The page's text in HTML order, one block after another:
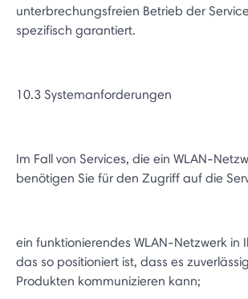
unterbrechungsfreien Betrieb der
spezifisch garantiert.
10.3 Systemanforderungen
Im Fall von Services, die ein WLAN-
benötigen Sie für den Zugriff auf die
ein funktionierendes WLAN-Netzwerk in
das so positioniert ist, dass es
Produkten kommunizieren kann;